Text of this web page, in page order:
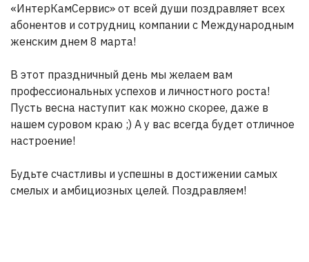
«ИнтерКамСервис» от всей души поздравляет всех
абонентов и сотрудниц компании с Международным
женским днем 8 марта!
В этот праздничный день мы желаем вам
профессиональных успехов и личностного роста!
Пусть весна наступит как можно скорее, даже в
нашем суровом краю ;) А у вас всегда будет отличное
настроение!
Будьте счастливы и успешны в достижении самых
смелых и амбициозных целей. Поздравляем!